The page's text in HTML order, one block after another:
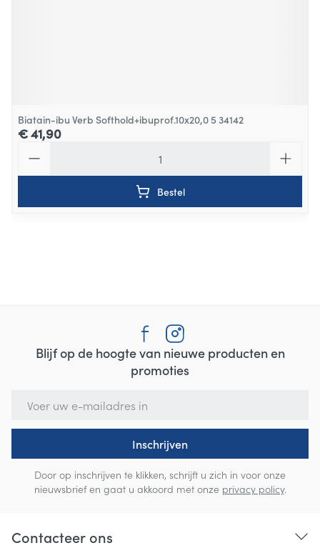
Biatain-ibu Verb Softhold+ibuprof.10x20,0 5 34142
€ 41,90
Bestel
Blijf op de hoogte van nieuwe producten en
promoties
Inschrijven
Door op inschrijven te klikken, schrijft u zich in voor onze
nieuwsbrief en gaat u akkoord met onze privacy policy.
Contacteer ons